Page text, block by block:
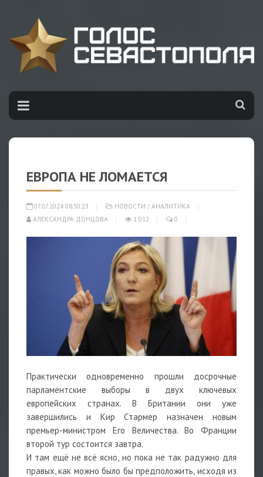
ЕВРОПА НЕ ЛОМАЕТСЯ
07.07.2024 08:30:23 НОВОСТИ / АНАЛИТИКА
АЛЕКСАНДРА ДОНЦОВА
1 012 0
Практически одновременно прошли досрочные
парламентские выборы в двух ключевых
европейских странах. В Британии они уже
завершились и Кир Стармер назначен новым
премьер-министром Его Величества. Во Франции
второй тур состоится завтра.
И там ещё не всё ясно, но пока не так радужно для
правых, как можно было бы предположить, исходя из